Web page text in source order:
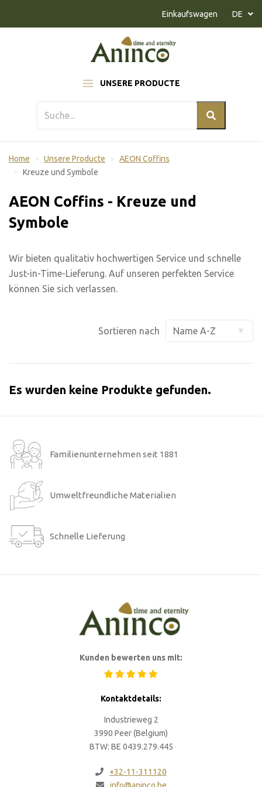
UNSERE PRODUCTE
Einkaufswagen DE
Home Unsere Producte
AEON Coffins
Kreuze und Symbole
AEON Coffins - Kreuze und
Symbole
Wir bieten qualitativ hochwertigen Service und schnelle
Just-in-Time-Lieferung. Auf unseren perfekten Service
können Sie sich verlassen.
Sortieren nach
Es wurden keine Produkte gefunden.
Familienunternehmen seit 1881
Umweltfreundliche Materialien
Schnelle Lieferung
Kunden bewerten uns mit:
Kontaktdetails:
Industrieweg 2
3990 Peer (Belgium)
BTW: BE 0439.279.445
+32-11-311120